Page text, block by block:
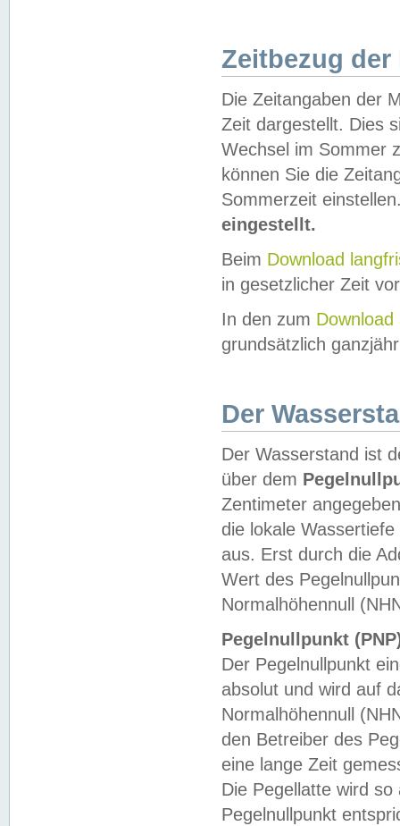
Zeitbezug der
Die Zeitangaben der
Zeit dargestellt. Dies
Wechsel im Sommer
können Sie die
Sommerzeit
eingestellt.
Beim Download
in gesetzlicher Zeit
In den zum Download
grundsätzlich
Der
Der Wasserstand ist
über dem
Zentimeter
die lokale
aus. Erst durch die
Wert des
Normalhöhennull
Pegelnullpunkt
Der Pegelnullpunkt
absolut und wird auf
Normalhöhennull
den Betreiber des
eine lange Zeit
Die Pegellatte wird
Pegelnullpunkt